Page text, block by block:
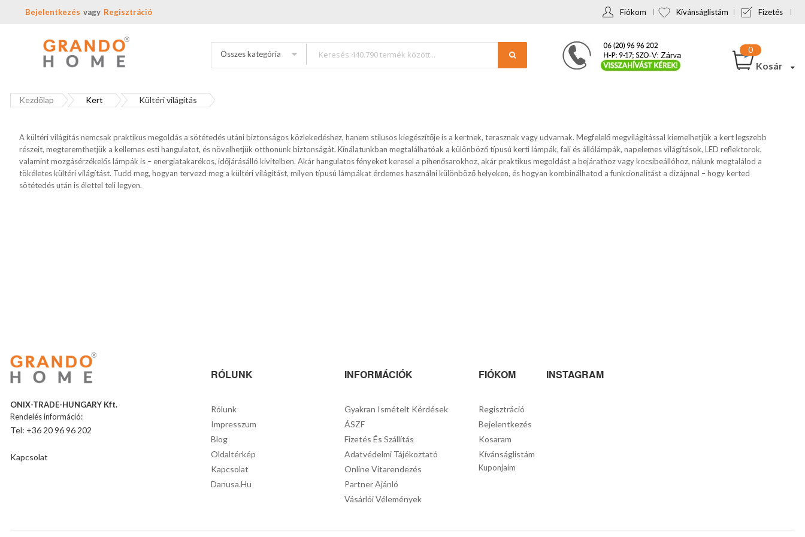
Bejelentkezés Regisztráció Fiókom Kívánságlistám Fizetés
Összes kategória
Kosár
Kezdőlap Kert Kültéri világítás
A kültéri világítás nemcsak praktikus megoldás a sötétedés utáni biztonságos közlekedéshez, hanem stílusos kiegészítője is a kertnek, terasznak vagy udvarnak. Megfelelő megvilágítással kiemelhetjük a kert legszebb
részeit, megteremthetjük a kellemes esti hangulatot, és növelhetjük otthonunk biztonságát. Kínálatunkban megtalálhatóak a különböző típusú kerti lámpák, fali és állólámpák, napelemes világítások, LED reflektorok,
valamint mozgásérzékelős lámpák is – energiatakarékos, időjárásálló kivitelben. Akár hangulatos fényeket keresel a pihenősarokhoz, akár praktikus megoldást a bejárathoz vagy kocsibeállóhoz, nálunk megtalálod a
tökéletes kültéri világítást. Tudd meg, hogyan tervezd meg a kültéri világítást, milyen típusú lámpákat érdemes használni különböző helyeken, és hogyan kombinálhatod a funkcionalitást a dizájnnal – hogy kerted
sötétedés után is élettel teli legyen.
ONIX-TRADE-HUNGARY Kft.
Rendelés információ:
Tel: +36 20 96 96 202
Kapcsolat
RÓLUNK
Rólunk
Impresszum
Blog
Oldaltérkép
Kapcsolat
Danusa.hu
INFORMÁCIÓK
Gyakran Ismételt Kérdések
ÁSZF
Fizetés És Szállítás
Adatvédelmi Tájékoztató
Online Vitarendezés
Partner Ajánló
Vásárlói Vélemények
FIÓKOM
Regisztráció
Bejelentkezés
Kosaram
Kívánságlistám
Kuponjaim
INSTAGRAM